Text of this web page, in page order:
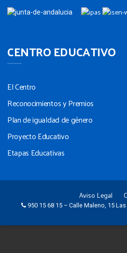
CENTRO EDUCATIVO
El Centro
Reconocimientos y Premios
Plan de igualdad de género
Proyecto Educativo
Etapas Educativas
Aviso Legal
950 15 68 15 – Calle Maleno, 15